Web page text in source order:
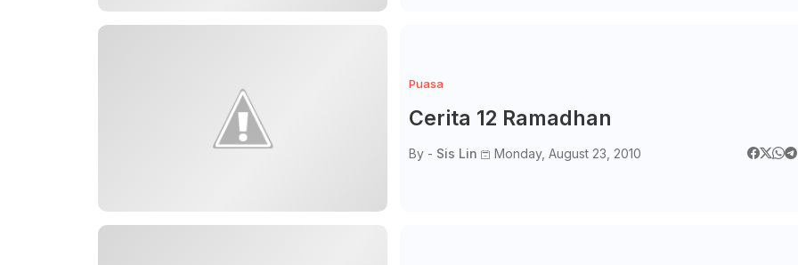
Puasa
Cerita 12 Ramadhan
By - Sis Lin Monday, August 23, 2010